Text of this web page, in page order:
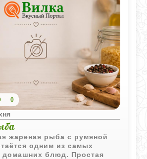
0
жареная рыба с румяной
одним из самых
домашних блюд. Простая